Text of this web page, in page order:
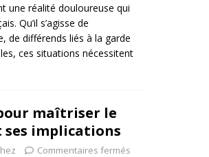
une réalité douloureuse qui
Qu’il s’agisse de
de différends liés à la garde
ces situations nécessitent
maîtriser le
ses implications
Commentaires fermés